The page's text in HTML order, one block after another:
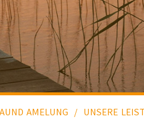
AMELUNG UNSERE